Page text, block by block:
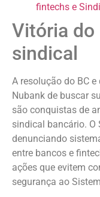
fintechs e
Vitória
sindical
A resolução do BC
Nubank de buscar
são conquistas de
sindical bancário. O
denunciando
entre bancos e
ações que evitem
segurança ao